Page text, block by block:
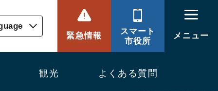
緊急情報
スマート
市役所
メニュー
観光 よくある質問